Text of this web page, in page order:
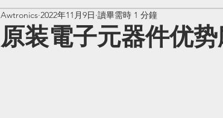
原装電子元器件优
Awtronics 2022年11月9日 讀畢需時 1 分鐘